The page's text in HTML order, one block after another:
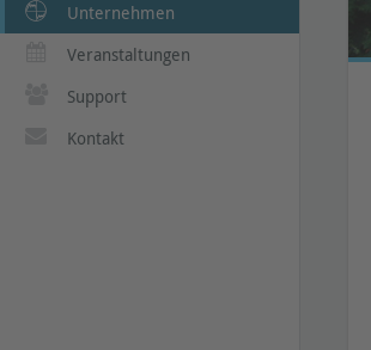
Unternehmen
Veranstaltungen
Support
Kontakt